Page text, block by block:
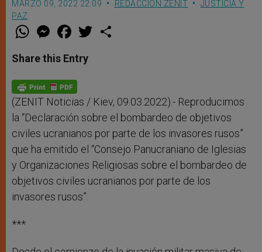
MARZO 09, 2022 22:09 REDACCIÓN ZENIT
JUSTICIA Y
PAZ
W
t
s
p
p
M
e
s
e
g
e
r
F
a
e
b
o
k
w
Share this Entry
(ZENIT Noticias / Kiev, 09.03.2022).- Reproducimos
la “Declaración sobre el bombardeo de objetivos
civiles ucranianos por parte de los invasores rusos”
que ha emitido el “Consejo Panucraniano de Iglesias
y Organizaciones Religiosas sobre el bombardeo de
objetivos civiles ucranianos por parte de los
invasores rusos”.
***